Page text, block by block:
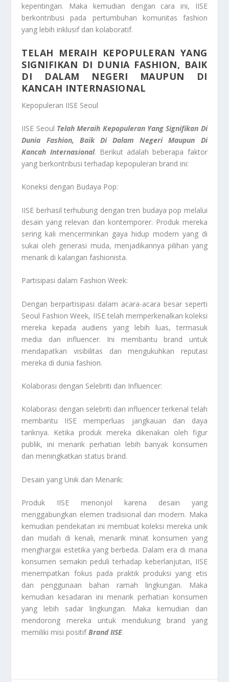
kepentingan. Maka kemudian dengan cara ini, IISE
berkontribusi pada pertumbuhan komunitas fashion
yang lebih inklusif dan kolaboratif.
TELAH MERAIH KEPOPULERAN YANG
SIGNIFIKAN DI DUNIA FASHION, BAIK
DI DALAM NEGERI MAUPUN DI
KANCAH INTERNASIONAL
Kepopuleran IISE Seoul
IISE Seoul Telah Meraih Kepopuleran Yang Signifikan Di
Dunia Fashion, Baik Di Dalam Negeri Maupun Di
Kancah Internasional. Berikut adalah beberapa faktor
yang berkontribusi terhadap kepopuleran brand ini:
Koneksi dengan Budaya Pop:
IISE berhasil terhubung dengan tren budaya pop melalui
desain yang relevan dan kontemporer. Produk mereka
sering kali mencerminkan gaya hidup modern yang di
sukai oleh generasi muda, menjadikannya pilihan yang
menarik di kalangan fashionista.
Partisipasi dalam Fashion Week:
Dengan berpartisipasi dalam acara-acara besar seperti
Seoul Fashion Week, IISE telah memperkenalkan koleksi
mereka kepada audiens yang lebih luas, termasuk
media dan influencer. Ini membantu brand untuk
mendapatkan visibilitas dan mengukuhkan reputasi
mereka di dunia fashion.
Kolaborasi dengan Selebriti dan Influencer:
Kolaborasi dengan selebriti dan influencer terkenal telah
membantu IISE memperluas jangkauan dan daya
tariknya. Ketika produk mereka dikenakan oleh figur
publik, ini menarik perhatian lebih banyak konsumen
dan meningkatkan status brand.
Desain yang Unik dan Menarik:
Produk IISE menonjol karena desain yang
menggabungkan elemen tradisional dan modern. Maka
kemudian pendekatan ini membuat koleksi mereka unik
dan mudah di kenali, menarik minat konsumen yang
menghargai estetika yang berbeda. Dalam era di mana
konsumen semakin peduli terhadap keberlanjutan, IISE
menempatkan fokus pada praktik produksi yang etis
dan penggunaan bahan ramah lingkungan. Maka
kemudian kesadaran ini menarik perhatian konsumen
yang lebih sadar lingkungan. Maka kemudian dan
mendorong mereka untuk mendukung brand yang
memiliki misi positifBrand IISE.